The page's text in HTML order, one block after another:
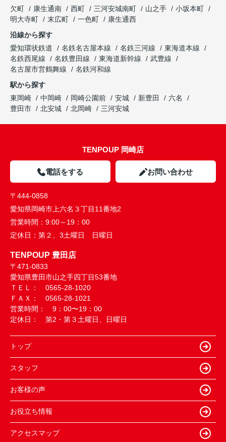
欠町
康生通南 西町 三河安城南町 山之手
小坂本町
明大寺町
末広町 一色町
康生通西
沿線から探す
愛知環状鉄道
名鉄名古屋本線 名鉄三河線
東海道本線
名鉄西尾線
名鉄豊田線 東海道新幹線
武豊線
名古屋市営鶴舞線
名鉄河和線
駅から探す
東岡崎
中岡崎 岡崎公園前 安城 新豊田
六名
豊田市
北安城 北岡崎 三河安城
TENPOUP 岡崎店
電話をする お問い合わせ
〒444-0858
愛知県岡崎市上六名３丁目11番地2
営業時間： 9:00～19：00
定休日： 第２、3土曜日 日曜日
TENPOUP 豊田店
〒471-0833
愛知県豊田市山之手四丁目53番地
ＴＥＬ： 0565-28-1020
ＦＡＸ： 0565-28-1021
営業時間： 9：00〜19：00
定休日： 第2・第３土曜日、日曜日
トップ
スタッフ
お客様の声
お役立ち情報
アクセスマップ